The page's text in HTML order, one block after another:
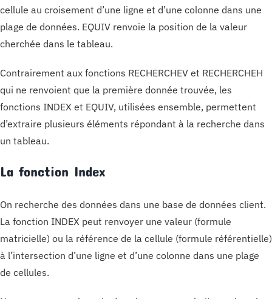
cellule au croisement d’une ligne et d’une colonne dans une
plage de données. EQUIV renvoie la position de la valeur
cherchée dans le tableau.
Contrairement aux fonctions RECHERCHEV et RECHERCHEH
qui ne renvoient que la première donnée trouvée, les
fonctions INDEX et EQUIV, utilisées ensemble, permettent
d’extraire plusieurs éléments répondant à la recherche dans
un tableau.
La fonction Index
On recherche des données dans une base de données client.
La fonction INDEX peut renvoyer une valeur (formule
matricielle) ou la référence de la cellule (formule référentielle)
à l’intersection d’une ligne et d’une colonne dans une plage
de cellules.